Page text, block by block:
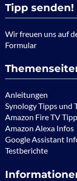
Tipp senden!
Wir freuen uns auf
Formular
Anleitungen
Synology Tipps und
Amazon Fire TV
Amazon Alexa Infos
Google Assistant
Testberichte